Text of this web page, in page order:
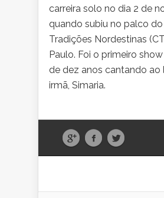
carreira solo no dia 2 de
quando subiu no palco
Tradições Nordestinas
Paulo. Foi o primeiro
de dez anos cantando ao
irmã, Simaria.